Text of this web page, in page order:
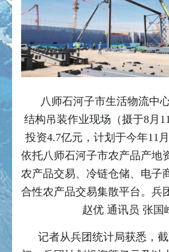
八师石河子市生活物流中
结构吊装作业现场（摄于8月
投资4.7亿元，计划于今年11
依托八师石河子市农产品产地
农产品交易、冷链仓储、电子
合性农产品交易集散平台。兵
赵优 通讯员 张国
记者从兵团统计局获悉，截